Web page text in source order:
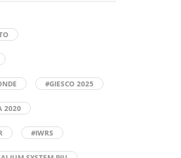
#GIESCO 2025
2020
#IWRS